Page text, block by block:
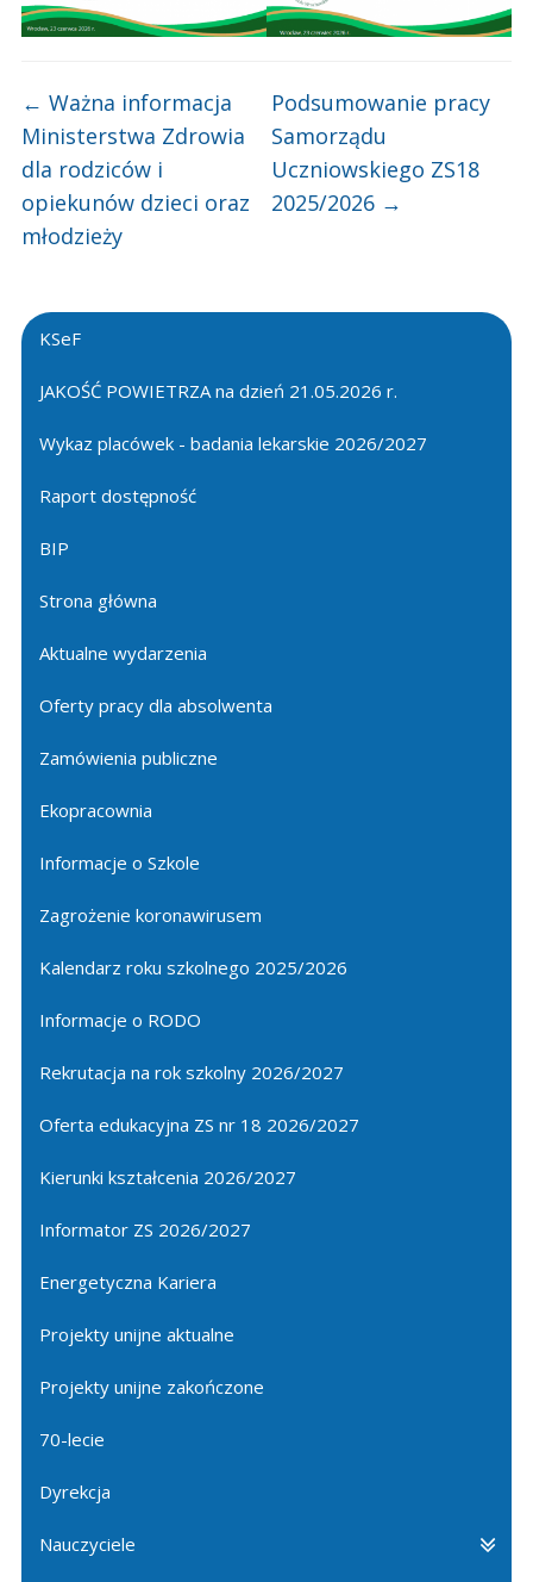
KSeF
JAKOŚĆ POWIETRZA na dzień 21.05.2026 r.
Wykaz placówek - badania lekarskie 2026/2027
Raport dostępność
BIP
Strona główna
Aktualne wydarzenia
Oferty pracy dla absolwenta
Zamówienia publiczne
Ekopracownia
Informacje o Szkole
Zagrożenie koronawirusem
Kalendarz roku szkolnego 2025/2026
Informacje o RODO
Rekrutacja na rok szkolny 2026/2027
Oferta edukacyjna ZS nr 18 2026/2027
Kierunki kształcenia 2026/2027
Informator ZS 2026/2027
Energetyczna Kariera
Projekty unijne aktualne
Projekty unijne zakończone
70-lecie
Dyrekcja
Nauczyciele
← Ważna informacja
Ministerstwa Zdrowia
dla rodziców i
opiekunów dzieci oraz
młodzieży
Podsumowanie pracy
Samorządu
Uczniowskiego ZS18
2025/2026 →